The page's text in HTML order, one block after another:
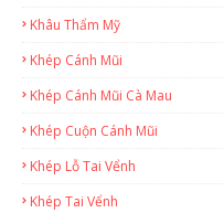
Khâu Thẩm Mỹ
Khép Cánh Mũi
Khép Cánh Mũi Cà Mau
Khép Cuộn Cánh Mũi
Khép Lỗ Tai Vểnh
Khép Tai Vểnh